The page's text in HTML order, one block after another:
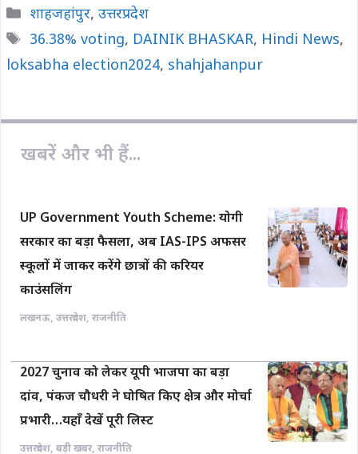
e
b
o
t
s
A
y
L
i
i
l
e
Categories
शाहजहांपुर, उत्तरप्रदेश
Tags
36.38% voting, DAINIK BHASKAR, Hindi News,
loksabha election2024, shahjahanpur
खबरें और भी हैं...
UP Government Youth Scheme: योगी
सरकार का बड़ा फैसला, अब IAS-IPS अफसर
स्कूलों में जाकर करेंगे छात्रों की करियर
काउंसलिंग
लखनऊ, उत्तरप्रदेश, राजनीति
2027 चुनाव को लेकर यूपी भाजपा का बड़ा
दांव, पंकज चौधरी ने घोषित किए क्षेत्र और मोर्चा
प्रभारी…यहाँ देखें पूरी लिस्ट
उत्तरप्रदेश, बड़ी खबर, राजनीति